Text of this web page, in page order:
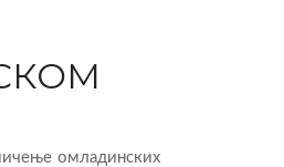
омладинских